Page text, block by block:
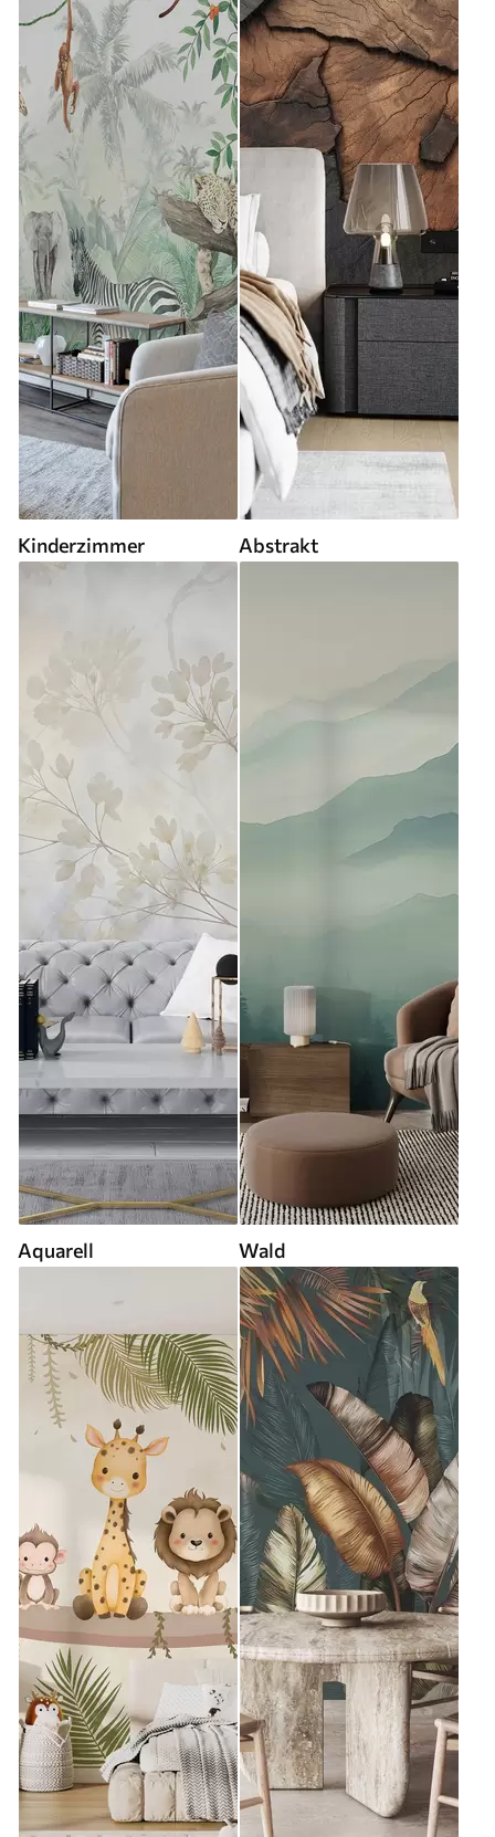
Kinderzimmer Abstrakt
Aquarell Wald